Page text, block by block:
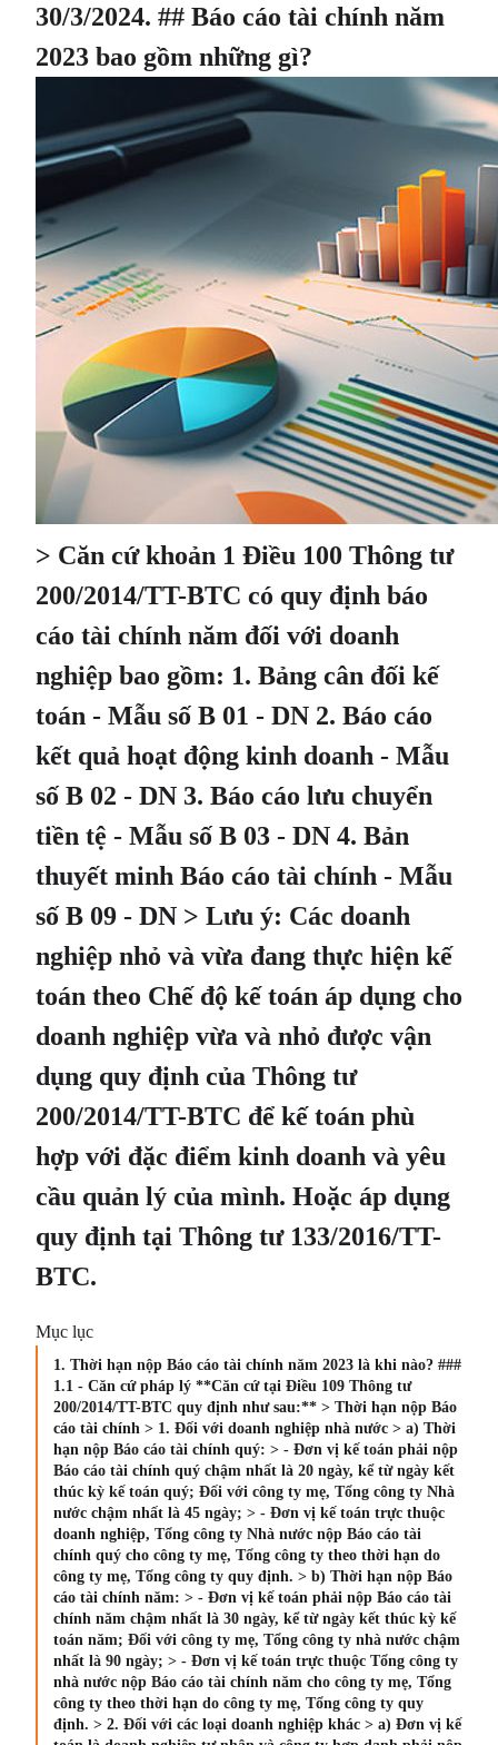
30/3/2024. ## Báo cáo tài chính năm
2023 bao gồm những gì?
> Căn cứ khoản 1 Điều 100 Thông tư
200/2014/TT-BTC có quy định báo
cáo tài chính năm đối với doanh
nghiệp bao gồm: 1. Bảng cân đối kế
toán - Mẫu số B 01 - DN 2. Báo cáo
kết quả hoạt động kinh doanh - Mẫu
số B 02 - DN 3. Báo cáo lưu chuyển
tiền tệ - Mẫu số B 03 - DN 4. Bản
thuyết minh Báo cáo tài chính - Mẫu
số B 09 - DN > Lưu ý: Các doanh
nghiệp nhỏ và vừa đang thực hiện kế
toán theo Chế độ kế toán áp dụng cho
doanh nghiệp vừa và nhỏ được vận
dụng quy định của Thông tư
200/2014/TT-BTC để kế toán phù
hợp với đặc điểm kinh doanh và yêu
cầu quản lý của mình. Hoặc áp dụng
quy định tại Thông tư 133/2016/TT-
BTC.
Mục lục
1. Thời hạn nộp Báo cáo tài chính năm 2023 là khi nào? ###
1.1 - Căn cứ pháp lý **Căn cứ tại Điều 109 Thông tư
200/2014/TT-BTC quy định như sau:** > Thời hạn nộp Báo
cáo tài chính > 1. Đối với doanh nghiệp nhà nước > a) Thời
hạn nộp Báo cáo tài chính quý: > - Đơn vị kế toán phải nộp
Báo cáo tài chính quý chậm nhất là 20 ngày, kể từ ngày kết
thúc kỳ kế toán quý; Đối với công ty mẹ, Tổng công ty Nhà
nước chậm nhất là 45 ngày; > - Đơn vị kế toán trực thuộc
doanh nghiệp, Tổng công ty Nhà nước nộp Báo cáo tài
chính quý cho công ty mẹ, Tổng công ty theo thời hạn do
công ty mẹ, Tổng công ty quy định. > b) Thời hạn nộp Báo
cáo tài chính năm: > - Đơn vị kế toán phải nộp Báo cáo tài
chính năm chậm nhất là 30 ngày, kể từ ngày kết thúc kỳ kế
toán năm; Đối với công ty mẹ, Tổng công ty nhà nước chậm
nhất là 90 ngày; > - Đơn vị kế toán trực thuộc Tổng công ty
nhà nước nộp Báo cáo tài chính năm cho công ty mẹ, Tổng
công ty theo thời hạn do công ty mẹ, Tổng công ty quy
định. > 2. Đối với các loại doanh nghiệp khác > a) Đơn vị kế